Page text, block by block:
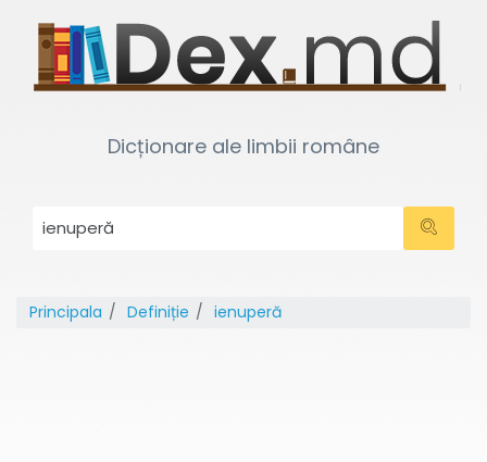
Dicționare ale limbii române
Principala Definiție ienuperă